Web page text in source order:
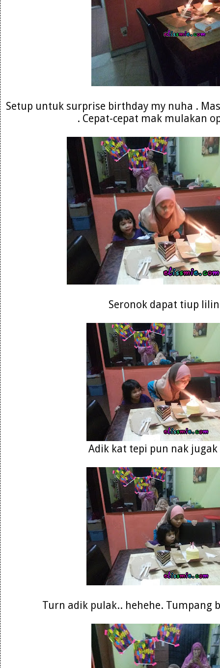
Setup untuk surprise birthday my nuha .
. Cepat-cepat mak mulakan
Seronok dapat tiup
Adik kat tepi pun nak
Turn adik pulak.. hehehe. Tumpang